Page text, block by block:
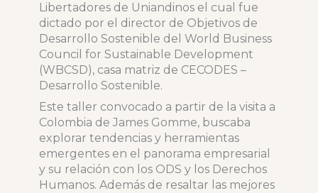
Libertadores de Uniandinos el cual fue
dictado por el director de Objetivos de
Desarrollo Sostenible del World Business
Council for Sustainable Development
(WBCSD), casa matriz de CECODES –
Desarrollo Sostenible.
Este taller convocado a partir de la visita a
Colombia de James Gomme, buscaba
explorar tendencias y herramientas
emergentes en el panorama empresarial
y su relación con los ODS y los Derechos
Humanos. Además de resaltar las mejores